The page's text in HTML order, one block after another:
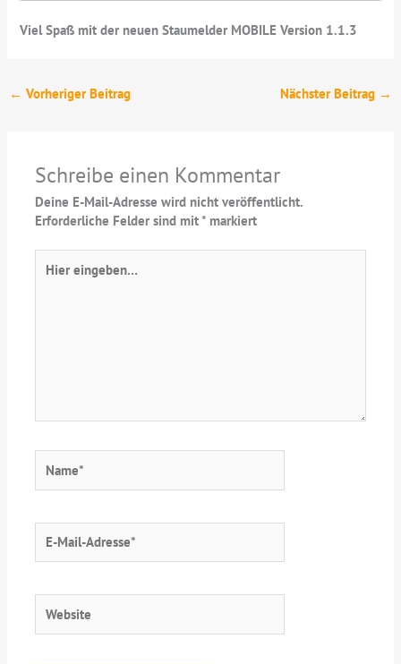
Viel Spaß mit der neuen Staumelder MOBILE Version 1.1.3
← Vorheriger Beitrag Nächster Beitrag →
Schreibe einen Kommentar
Deine E-Mail-Adresse wird nicht veröffentlicht.
Erforderliche Felder sind mit* markiert
eingeben…
Mail-